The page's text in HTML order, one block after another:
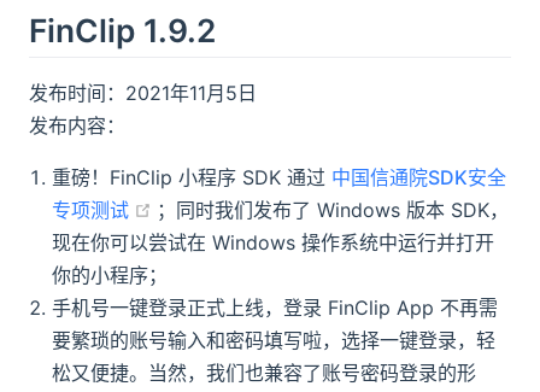
FinClip 1.9.2
发布时间：2021年11月5日
发布内容：
重磅！FinClip 小程序 SDK 通过 中国信通院SDK安全
专项测试
(opens new window)
；同时我们发布了 Windows 版本 SDK，
现在你可以尝试在 Windows 操作系统中运行并打开
你的小程序；
手机号一键登录正式上线，登录 FinClip App 不再需
要繁琐的账号输入和密码填写啦，选择一键登录，轻
松又便捷。当然，我们也兼容了账号密码登录的形